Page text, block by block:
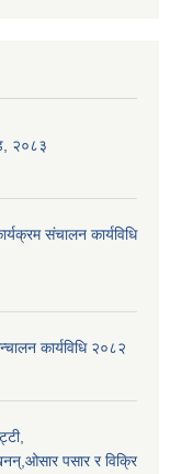
२०८३
संचालन कार्यविधि
कार्यविधि २०८२
पसार र विक्रि